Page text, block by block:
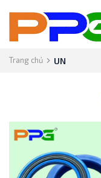
Trang chủ UN